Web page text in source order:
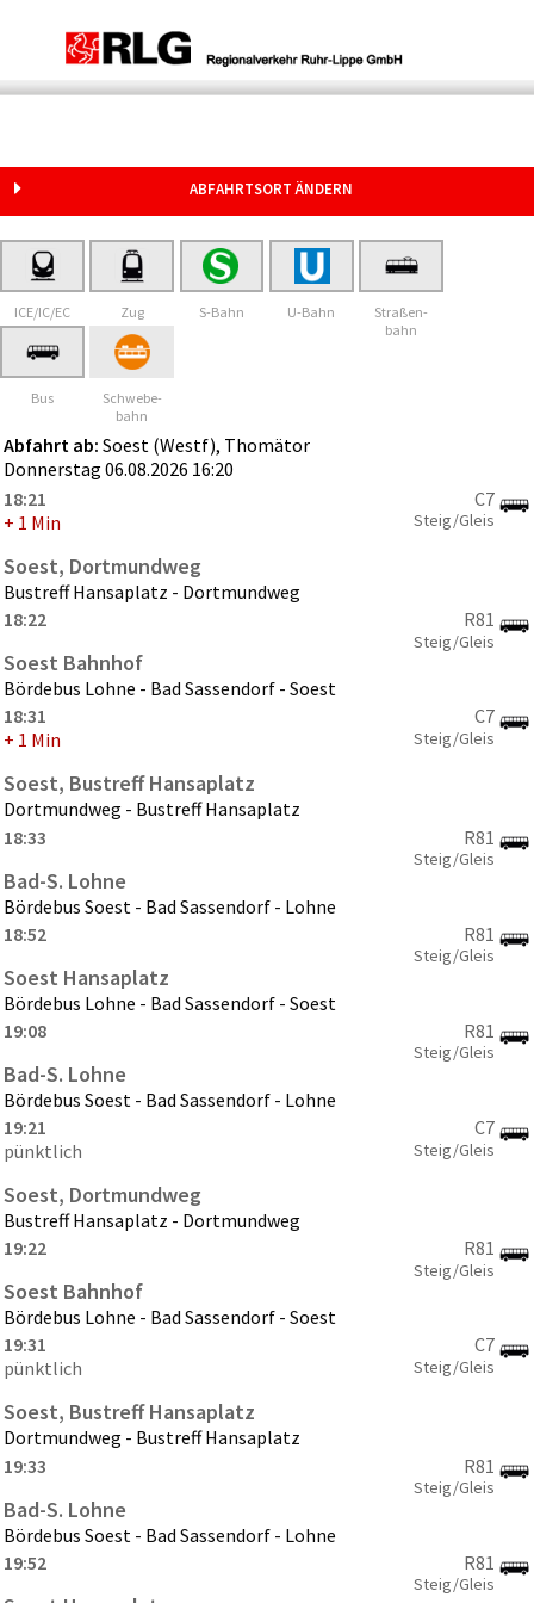
ABFAHRTSORT ÄNDERN
Soest (Westf), Thomätor
ICE/IC/EC Zug S-Bahn U-Bahn
Straßen-
bahn
Bus
Schwebe-
bahn
Abfahrt ab: Soest (Westf), Thomätor
Donnerstag 06.08.2026 16:20
18:21
+ 1 Min
C7
Soest, Dortmundweg
Steig/Gleis
Bustreff Hansaplatz - Dortmundweg
18:22
R81
Soest Bahnhof
Steig/Gleis
Bördebus Lohne - Bad Sassendorf - Soest
18:31
+ 1 Min
C7
Soest, Bustreff Hansaplatz
Steig/Gleis
Dortmundweg - Bustreff Hansaplatz
18:33
R81
Bad-S. Lohne
Steig/Gleis
Bördebus Soest - Bad Sassendorf - Lohne
18:52
R81
Soest Hansaplatz
Steig/Gleis
Bördebus Lohne - Bad Sassendorf - Soest
19:08
R81
Bad-S. Lohne
Steig/Gleis
Bördebus Soest - Bad Sassendorf - Lohne
19:21
pünktlich
C7
Soest, Dortmundweg
Steig/Gleis
Bustreff Hansaplatz - Dortmundweg
19:22
R81
Soest Bahnhof
Steig/Gleis
Bördebus Lohne - Bad Sassendorf - Soest
19:31
pünktlich
C7
Soest, Bustreff Hansaplatz
Steig/Gleis
Dortmundweg - Bustreff Hansaplatz
19:33
R81
Bad-S. Lohne
Steig/Gleis
Bördebus Soest - Bad Sassendorf - Lohne
19:52
R81
Steig/Gleis